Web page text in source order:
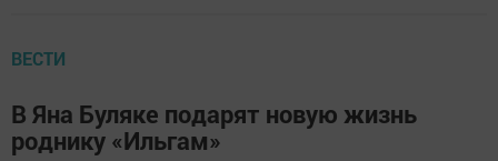
ВЕСТИ
В Яна Буляке подарят новую жизнь
роднику «Ильгам»